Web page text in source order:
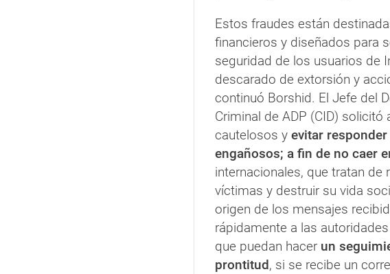
Estos fraudes están
financieros y diseñados para
seguridad de los usuarios de
descarado de extorsión y
continuó Borshid. El Jefe del
Criminal de ADP (CID)
cautelosos y evitar
engañosos; a fin de no caer
internacionales, que tratan de
víctimas y destruir su vida
origen de los mensajes
rápidamente a las
que puedan hacer un
prontitud, si se recibe un